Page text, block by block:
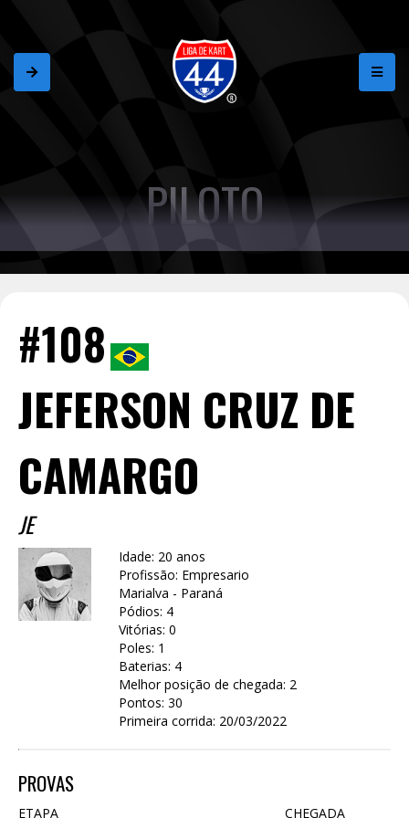
PILOTO
#108
JEFERSON CRUZ DE
CAMARGO
JE
Idade: 20 anos
Profissão: Empresario
Marialva - Paraná
Pódios: 4
Vitórias: 0
Poles: 1
Baterias: 4
Melhor posição de chegada: 2
Pontos: 30
Primeira corrida: 20/03/2022
PROVAS
ETAPA CHEGADA